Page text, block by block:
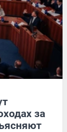
за